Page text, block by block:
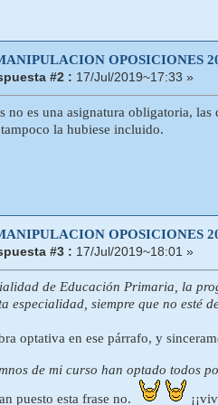
OPOSICIONES
#2 : 17/Jul/2019~17:33 »
no es una asignatura obligatoria,
la hubiese incluido.
OPOSICIONES
#3 : 17/Jul/2019~18:01 »
de Educación Primaria, la
especialidad, siempre que no esté
optativa en ese párrafo, y
de mi curso han optado todos
puesto esta frase no.